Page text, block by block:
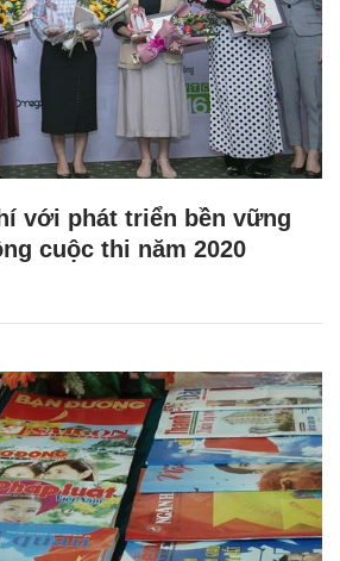
với phát triển bền vững
cuộc thi năm 2020